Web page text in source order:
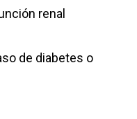
renal
de diabetes o